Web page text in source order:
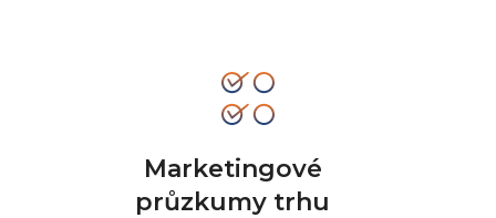
Marketingové
průzkumy trhu